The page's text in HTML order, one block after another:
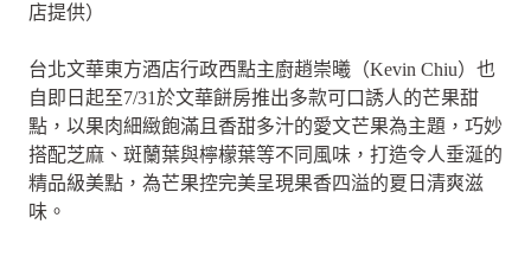
店提供）
台北文華東方酒店行政西點主廚趙崇曦（Kevin Chiu）也
自即日起至7/31於文華餅房推出多款可口誘人的芒果甜
點，以果肉細緻飽滿且香甜多汁的愛文芒果為主題，巧妙
搭配芝麻、斑蘭葉與檸檬葉等不同風味，打造令人垂涎的
精品級美點，為芒果控完美呈現果香四溢的夏日清爽滋
味。